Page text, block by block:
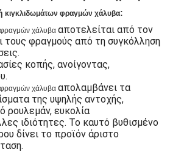
κιγκλιδωμάτων φραγμών χάλυβα:
φραγμών χάλυβα αποτελείται από τον
τους φραγμούς από τη συγκόλληση
κοπής, ανοίγοντας,
φραγμών χάλυβα απολαμβάνει τα
της υψηλής αντοχής,
ρουλεμάν, ευκολία
ιδιότητες. Το καυτό βυθισμένο
δίνει το προϊόν άριστο